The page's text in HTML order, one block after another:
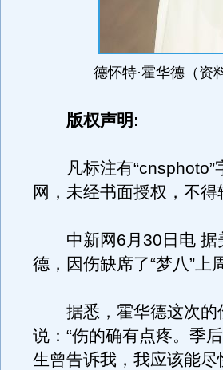
德怀特·霍华德（资
版权声明:
凡标注有“cnsphoto”
网，未经书面授权，不得
中新网6月30日电 据
德，因伤缺席了“梦八”上
据悉，霍华德这次的
说：“伤的确有点疼。季
生曾告诉我，我应该能